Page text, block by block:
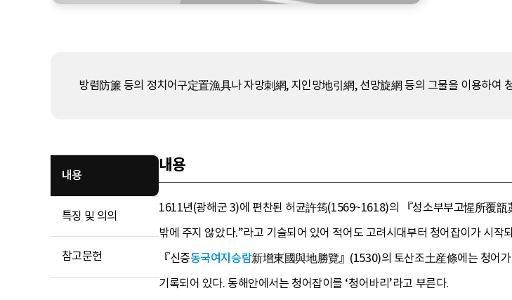
방렴防簾 등의 정치어구定置漁具나 자망刺網, 지인망地引網, 선망旋網 등의 그물을 이용하여
내용
특징 및 의의
참고문헌
내용
1611년(광해군 3)에 편찬된 허균許筠(1569~1618)의 『성소부부고惺所覆
밖에 주지 않았다.”라고 기술되어 있어 적어도 고려시대부터 청어잡이가 시
『신증동국여지승람新增東國與地勝覽』(1530)의 토산조土産條에는 청어가
기록되어 있다. 동해안에서는 청어잡이를 ‘청어바리’라고 부른다.